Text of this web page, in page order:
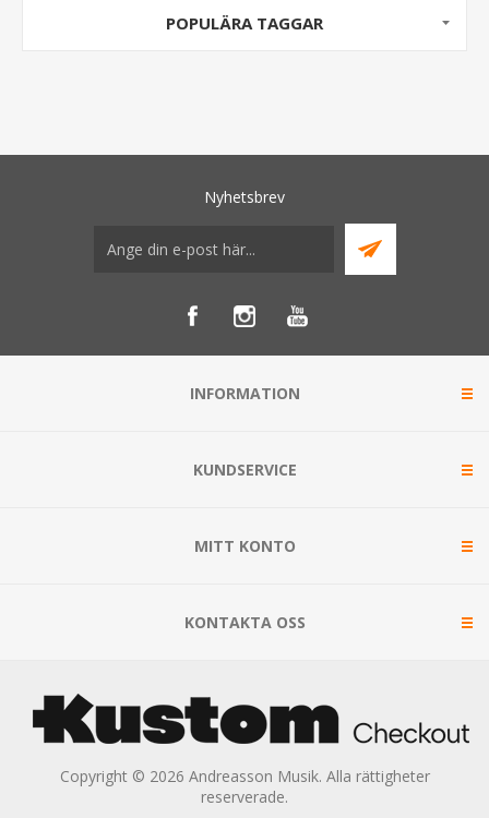
POPULÄRA TAGGAR
Nyhetsbrev
INFORMATION
KUNDSERVICE
MITT KONTO
KONTAKTA OSS
Copyright © 2026 Andreasson Musik. Alla rättigheter
reserverade.